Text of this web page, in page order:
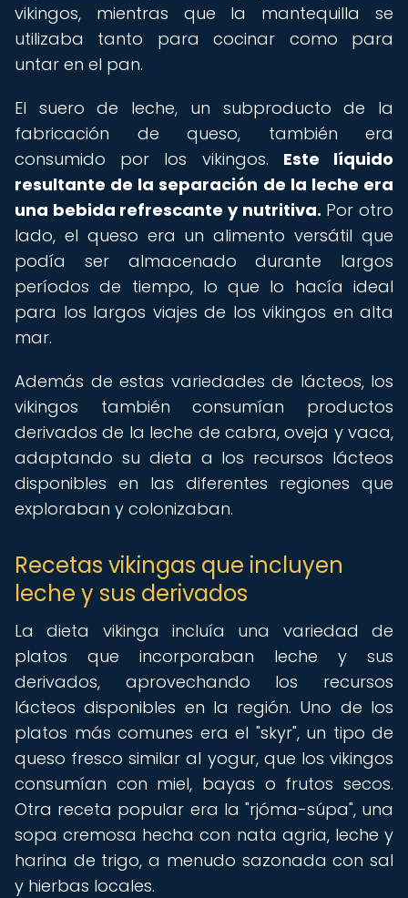
vikingos, mientras que la mantequilla se
utilizaba tanto para cocinar como para
untar en el pan.
El suero de leche, un subproducto de la
fabricación de queso, también era
consumido por los vikingos. Este líquido
resultante de la separación de la leche era
una bebida refrescante y nutritiva. Por otro
lado, el queso era un alimento versátil que
podía ser almacenado durante largos
períodos de tiempo, lo que lo hacía ideal
para los largos viajes de los vikingos en alta
mar.
Además de estas variedades de lácteos, los
vikingos también consumían productos
derivados de la leche de cabra, oveja y vaca,
adaptando su dieta a los recursos lácteos
disponibles en las diferentes regiones que
exploraban y colonizaban.
Recetas vikingas que incluyen
leche y sus derivados
La dieta vikinga incluía una variedad de
platos que incorporaban leche y sus
derivados, aprovechando los recursos
lácteos disponibles en la región. Uno de los
platos más comunes era el "skyr", un tipo de
queso fresco similar al yogur, que los vikingos
consumían con miel, bayas o frutos secos.
Otra receta popular era la "rjóma-súpa", una
sopa cremosa hecha con nata agria, leche y
harina de trigo, a menudo sazonada con sal
y hierbas locales.